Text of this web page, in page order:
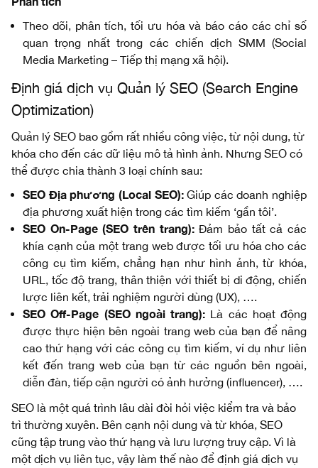
Theo dõi, phân tích, tối ưu hóa và báo cáo các chỉ số
quan trọng nhất trong các chiến dịch SMM (Social
Media Marketing – Tiếp thị mạng xã hội).
Định giá dịch vụ Quản lý SEO (Search Engine
Optimization)
Quản lý SEO bao gồm rất nhiều công việc, từ nội dung, từ
khóa cho đến các dữ liệu mô tả hình ảnh. Nhưng SEO có
thể được chia thành 3 loại chính sau:
SEO Địa phương (Local SEO):Giúp các doanh nghiệp
địa phương xuất hiện trong các tìm kiếm ‘gần tôi’.
SEO On-Page (SEO trên trang):Đảm bảo tất cả các
khía cạnh của một trang web được tối ưu hóa cho các
công cụ tìm kiếm, chẳng hạn như hình ảnh, từ khóa,
URL, tốc độ trang, thân thiện với thiết bị di động, chiến
lược liên kết, trải nghiệm người dùng (UX), ….
SEO Off-Page (SEO ngoài trang): Là các hoạt động
được thực hiện bên ngoài trang web của bạn để nâng
cao thứ hạng với các công cụ tìm kiếm, ví dụ như liên
kết đến trang web của bạn từ các nguồn bên ngoài,
diễn đàn, tiếp cận người có ảnh hưởng (influencer), ….
SEO là một quá trình lâu dài đòi hỏi việc kiểm tra và bảo
trì thường xuyên. Bên cạnh nội dung và từ khóa, SEO
cũng tập trung vào thứ hạng và lưu lượng truy cập. Vì là
một dịch vụ liên tục, vậy làm thế nào để định giá dịch vụ